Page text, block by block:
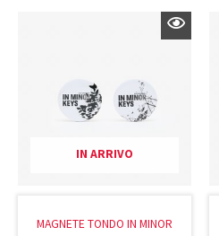
IN ARRIVO
MAGNETE TONDO IN MINOR